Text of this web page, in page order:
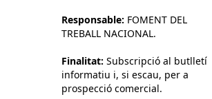
Responsable: FOMENT DEL
TREBALL NACIONAL.
Finalitat: Subscripció al butlletí
informatiu i, si escau, per a
prospecció comercial.